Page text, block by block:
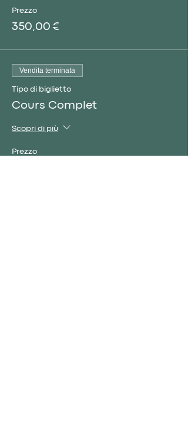
Prezzo
350,00 €
Vendita terminata
Tipo di biglietto
Cours Complet
Scopri di più
Prezzo